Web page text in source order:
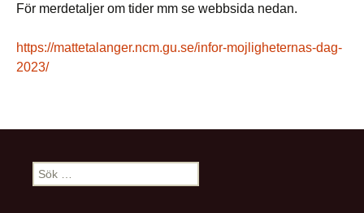
För merdetaljer om tider mm se webbsida nedan.
https://mattetalanger.ncm.gu.se/infor-mojligheternas-dag-
2023/
Sök
efter: